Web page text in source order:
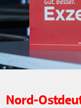
Nord-